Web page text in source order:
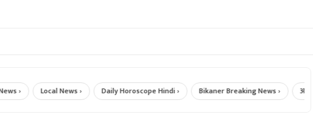
Local News › Daily Horoscope Hindi › Bikaner Breaking News › आज का